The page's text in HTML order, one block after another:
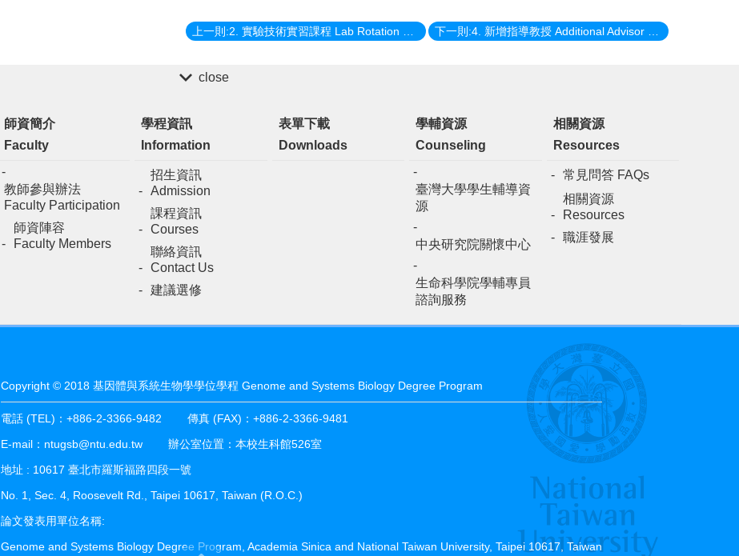
close
師資簡介
Faculty
教師參與辦法
Faculty Participation
師資陣容
Faculty Members
學程資訊
Information
招生資訊
Admission
課程資訊
Courses
聯絡資訊
Contact Us
建議選修
表單下載
Downloads
學輔資源
Counseling
臺灣大學學生輔導資
源
中央研究院關懷中心
生命科學院學輔專員
諮詢服務
相關資源
Resources
常見問答 FAQs
相關資源
Resources
職涯發展
Copyright © 2018 基因體與系統生物學學位學程 Genome and Systems Biology Degree Program
電話 (TEL)：+886-2-3366-9482 傳真 (FAX)：+886-2-3366-9481
E-mail：ntugsb@ntu.edu.tw 辦公室位置：本校生科館526室
地址 : 10617 臺北市羅斯福路四段一號
No. 1, Sec. 4, Roosevelt Rd., Taipei 10617, Taiwan (R.O.C.)
論文發表用單位名稱:
Genome and Systems Biology Degree Program, Academia Sinica and National Taiwan University, Taipei 10617, Taiwan